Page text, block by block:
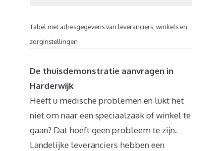
Tabel met adresgegevens van leveranciers, winkels en
zorginstellingen
De thuisdemonstratie aanvragen in
Harderwijk
Heeft u medische problemen en lukt het
niet om naar een speciaalzaak of winkel te
gaan? Dat hoeft geen probleem te zijn.
Landelijke leveranciers hebben een